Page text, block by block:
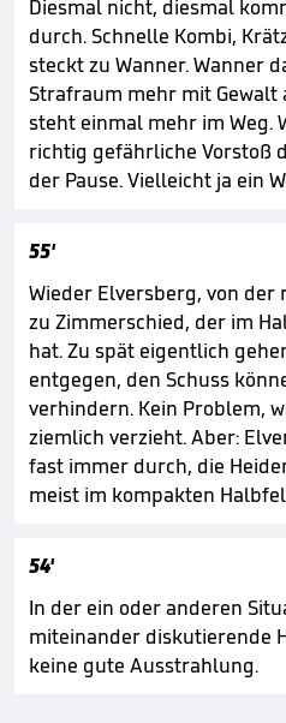
Diesmal nicht, diesmal
durch. Schnelle Kombi,
steckt zu Wanner. Wanner
Strafraum mehr mit Gewalt
steht einmal mehr im Weg.
richtig gefährliche Vorstoß
der Pause. Vielleicht ja ein
55'
Wieder Elversberg, von der
zu Zimmerschied, der im
hat. Zu spät eigentlich
entgegen, den Schuss
verhindern. Kein Problem,
ziemlich verzieht. Aber:
fast immer durch, die
meist im kompakten
54'
In der ein oder anderen
miteinander diskutierende
keine gute Ausstrahlung.